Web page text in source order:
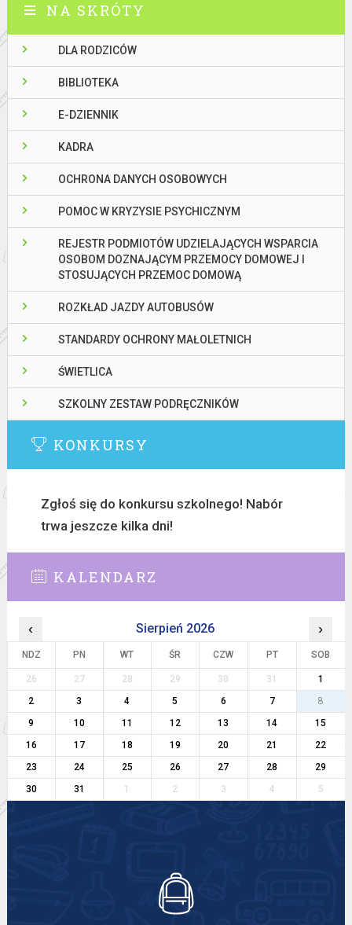
NA SKRÓTY
DLA RODZICÓW
BIBLIOTEKA
E-DZIENNIK
KADRA
OCHRONA DANYCH OSOBOWYCH
POMOC W KRYZYSIE PSYCHICZNYM
REJESTR PODMIOTÓW UDZIELAJĄCYCH WSPARCIA
OSOBOM DOZNAJĄCYM PRZEMOCY DOMOWEJ I
STOSUJĄCYCH PRZEMOC DOMOWĄ
ROZKŁAD JAZDY AUTOBUSÓW
STANDARDY OCHRONY MAŁOLETNICH
ŚWIETLICA
SZKOLNY ZESTAW PODRĘCZNIKÓW
KONKURSY
Zgłoś się do konkursu szkolnego! Nabór
trwa jeszcze kilka dni!
KALENDARZ
‹ Sierpień 2026 ›
NDZ PN WT ŚR CZW PT SOB
26 27 28 29 30 31
1
2
3 4 5 6 7
8
9
10 11 12 13 14
15
16
17 18 19 20 21
22
23
24 25 26 27 28
29
30
31 1 2 3 4 5